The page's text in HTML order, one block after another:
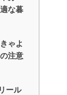
な暮
ゃよ
注意
ール